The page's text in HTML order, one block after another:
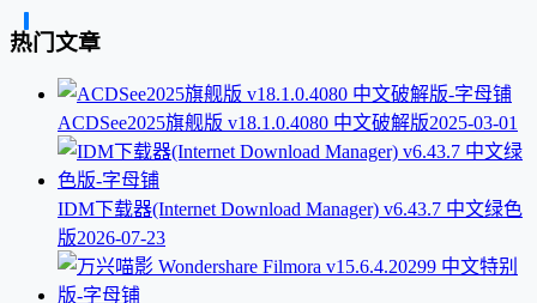
热门文章
ACDSee2025旗舰版 v18.1.0.4080 中文破解版2025-03-01
IDM下载器(Internet Download Manager) v6.43.7 中文绿色
版2026-07-23